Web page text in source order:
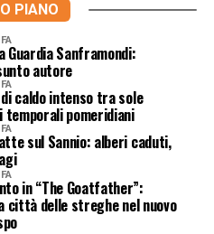
PIANO
Guardia Sanframondi:
autore
caldo intenso tra sole
pomeridiani
sul Sannio: alberi caduti,
in “The Goatfather”:
città delle streghe nel nuovo